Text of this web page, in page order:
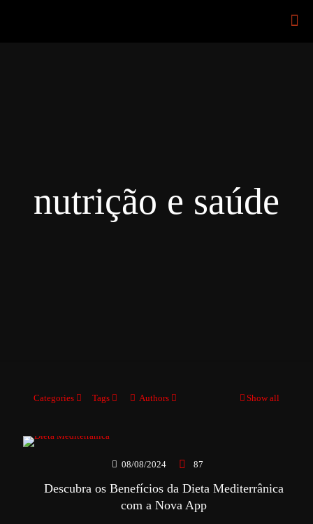
nutrição e saúde
Categories Tags Authors Show all
08/08/2024 87
Descubra os Benefícios da Dieta Mediterrânica
com a Nova App